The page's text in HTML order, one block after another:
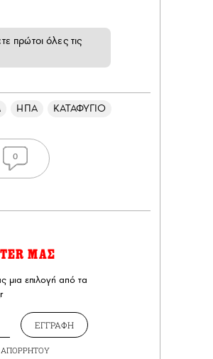
πρώτοι όλες τις
ΗΠΑ ΚΑΤΑΦΥΓΙΟ
0
ΜΑΣ
μια επιλογή από τα
ΕΓΓΡΑΦΗ
ΑΠΟΡΡΗΤΟΥ